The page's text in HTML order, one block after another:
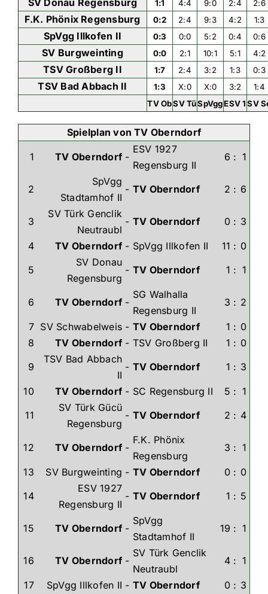
1:1 4:4 9:0 2:4 2:6
F.K. Phönix Regensburg 0:2 2:4 9:3 4:2 1:3
SpVgg Illkofen II 0:3 0:0 5:2 0:4 0:6
SV Burgweinting 0:0 2:1 10:1 5:1 4:2
TSV Großberg II 1:7 2:4 3:2 1:3 0:3
TSV Bad Abbach II 1:3 X:0 X:0 3:2
1:4
TV ObSV TüSpVggESV 1 SV
Spielplan von TV Oberndorf
1 TV Oberndorf -
ESV 1927
Regensburg II
6 : 1
2
SpVgg
Stadtamhof II
- TV Oberndorf 2 : 6
3
SV Türk Genclik
Neutraubl
- TV Oberndorf 0 : 3
4 TV Oberndorf - SpVgg Illkofen II 11 : 0
5
SV Donau
Regensburg
- TV Oberndorf 1 : 1
6 TV Oberndorf -
SG Walhalla
Regensburg II
3 : 2
7 SV Schwabelweis - TV Oberndorf 1 : 0
8
TV Oberndorf - TSV Großberg II 1 : 0
9
TSV Bad Abbach
II
- TV Oberndorf 1 : 3
10 TV Oberndorf - SC Regensburg II 5 : 1
11
SV Türk Gücü
Regensburg
- TV Oberndorf 2 : 4
12 TV Oberndorf -
F.K. Phönix
Regensburg
3 : 1
13 SV Burgweinting - TV Oberndorf 0 : 0
14
ESV 1927
Regensburg II
- TV Oberndorf 1 : 5
15 TV Oberndorf -
SpVgg
Stadtamhof II
19 : 1
16 TV Oberndorf -
SV Türk Genclik
Neutraubl
4 : 1
17 SpVgg Illkofen II - TV Oberndorf 0 : 3